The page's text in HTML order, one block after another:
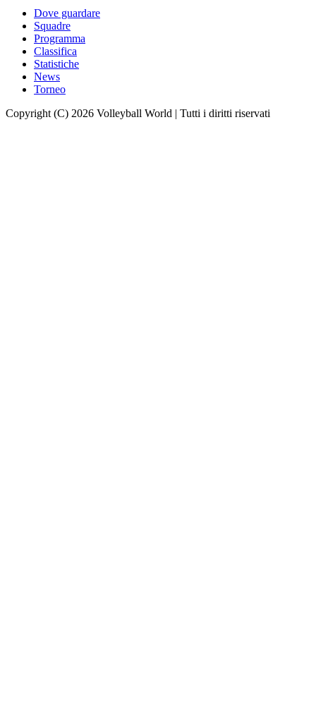
Dove guardare
Squadre
Programma
Classifica
Statistiche
News
Torneo
Copyright (C) 2026 Volleyball World | Tutti i diritti riservati